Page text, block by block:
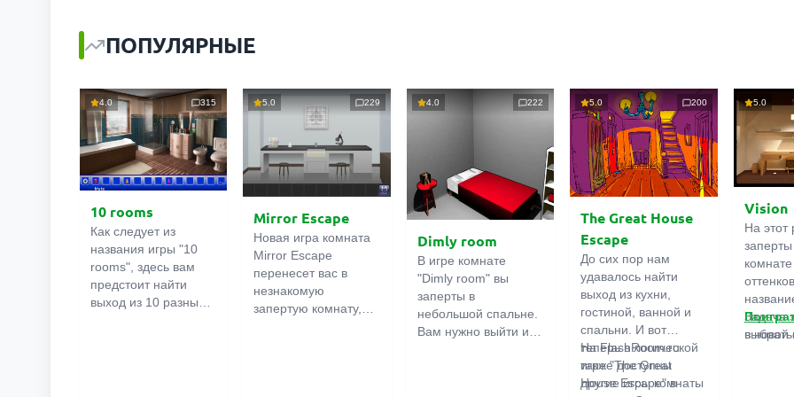
ПОПУЛЯРНЫЕ
4.0 315
10 rooms
Как следует из
названия игры "10
rooms", здесь вам
предстоит найти
выход из 10 разных
5.0 229
Mirror Escape
Новая игра комната
Mirror Escape
перенесет вас в
незнакомую
запертую комнату,
4.0 222
Dimly room
В игре комнате
"Dimly room" вы
заперты в
небольшой спальне.
Вам нужно выйти из
5.0 200
The Great House
Escape
До сих пор нам
удавалось найти
выход из кухни,
гостиной, ванной и
спальни. И вот
теперь в логической
игре "The Great
House Escape" в
На FlashRoom.ru
также доступны
другие игры комнаты
5.0
Vision
На этот
Задача
в новой